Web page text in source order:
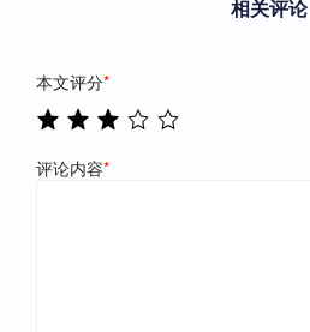
相关评论
本文评分*
评论内容*